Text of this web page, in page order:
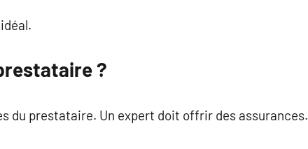
?
du prestataire. Un expert doit offrir des assurances.